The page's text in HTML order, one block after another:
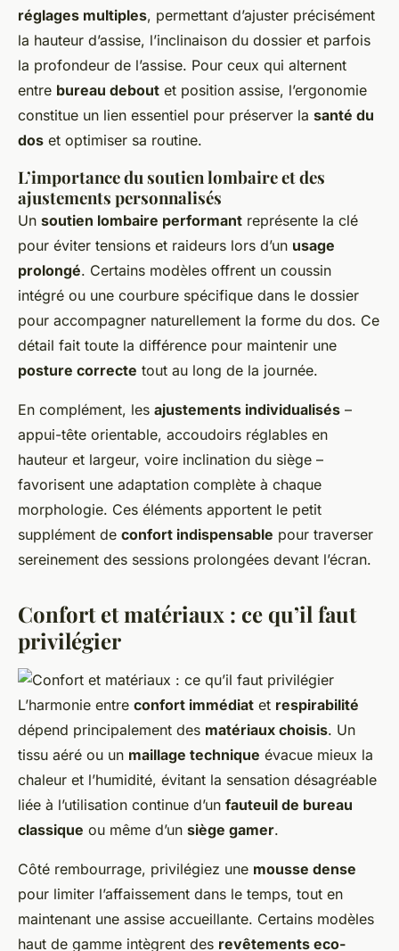
réglages multiples, permettant d’ajuster précisément
la hauteur d’assise, l’inclinaison du dossier et parfois
la profondeur de l’assise. Pour ceux qui alternent
entre bureau debout et position assise, l’ergonomie
constitue un lien essentiel pour préserver la santé du
dos et optimiser sa routine.
L’importance du soutien lombaire et des
ajustements personnalisés
Un soutien lombaire performant représente la clé
pour éviter tensions et raideurs lors d’un usage
prolongé. Certains modèles offrent un coussin
intégré ou une courbure spécifique dans le dossier
pour accompagner naturellement la forme du dos. Ce
détail fait toute la différence pour maintenir une
posture correcte tout au long de la journée.
En complément, les ajustements individualisés –
appui-tête orientable, accoudoirs réglables en
hauteur et largeur, voire inclination du siège –
favorisent une adaptation complète à chaque
morphologie. Ces éléments apportent le petit
supplément de confort indispensable pour traverser
sereinement des sessions prolongées devant l’écran.
Confort et matériaux : ce qu’il faut
privilégier
L’harmonie entre confort immédiat et respirabilité
dépend principalement des matériaux choisis. Un
tissu aéré ou un maillage technique évacue mieux la
chaleur et l’humidité, évitant la sensation désagréable
liée à l’utilisation continue d’un fauteuil de bureau
classique ou même d’un siège gamer.
Côté rembourrage, privilégiez une mousse dense
pour limiter l’affaissement dans le temps, tout en
maintenant une assise accueillante. Certains modèles
haut de gamme intègrent des revêtements eco-